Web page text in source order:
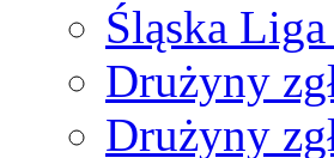
Śląska
Drużyny
Drużyny